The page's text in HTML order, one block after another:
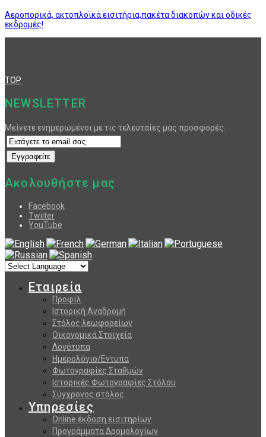
Αεροπορικά, ακτοπλοϊκά εισιτήρια,πακέτα διακοπών και οδικές
εκδρομές!
TOP
NEWSLETTER
Μείνετε ενημερωμένοι με τις τελευταίες μας προσφορές.
Ακολουθήστε μας
Facebook
Twiiter
YouTube
Εταιρεία
Προφίλ
Ιστορική Αναδρομή
Στόλος λεωφορείων
Οικονομικά Στοιχεία
Λογότυπα
Ημερολόγιο/Εντυπα
Φωτογραφίες Σταθμών
Ιστορικές Φωτογραφίες Στόλου
Σύγχρονος στόλος
Υπηρεσίες
Online έκδοση εισιτηρίων
Προγράμματα Δρομολογίων